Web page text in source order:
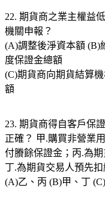
22. 期貨商之業主權益
機關申報？
(A)調整後淨資本額 (B)
度保證金總額
(C)期貨商向期貨結算
額
23. 期貨商得自客戶保
正確？ 甲.購買非營業
付賸餘保證金；丙.為
丁.為期貨交易人預先
(A)乙、丙 (B)甲、丁